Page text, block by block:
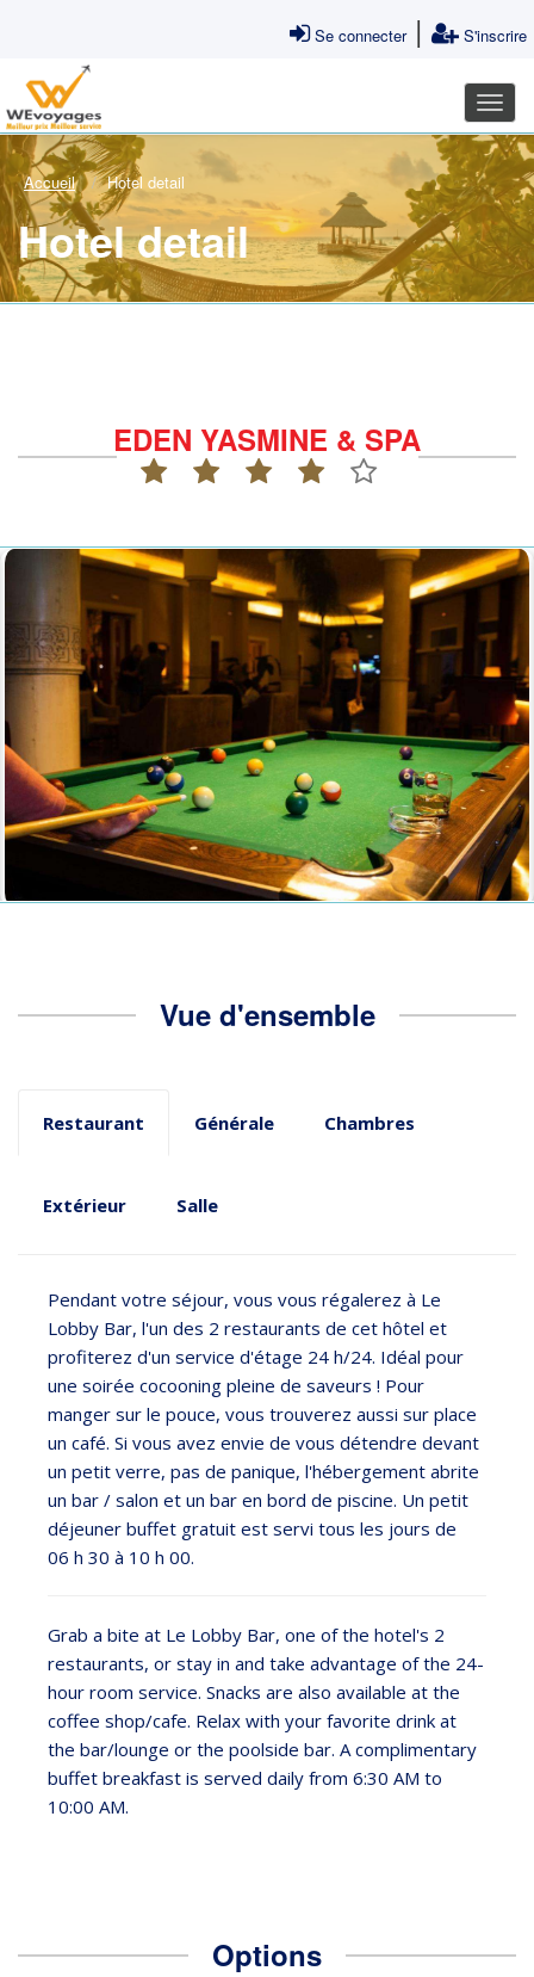
Se connecter| S'inscrire
Accueil Hotel detail
Hotel detail
EDEN YASMINE & SPA
Vue d'ensemble
Restaurant Générale Chambres
Extérieur Salle
Pendant votre séjour, vous vous régalerez à Le
Lobby Bar, l'un des 2 restaurants de cet hôtel et
profiterez d'un service d'étage 24 h/24. Idéal pour
une soirée cocooning pleine de saveurs ! Pour
manger sur le pouce, vous trouverez aussi sur place
un café. Si vous avez envie de vous détendre devant
un petit verre, pas de panique, l'hébergement abrite
un bar / salon et un bar en bord de piscine. Un petit
déjeuner buffet gratuit est servi tous les jours de
06 h 30 à 10 h 00.
Grab a bite at Le Lobby Bar, one of the hotel's 2
restaurants, or stay in and take advantage of the 24-
hour room service. Snacks are also available at the
coffee shop/cafe. Relax with your favorite drink at
the bar/lounge or the poolside bar. A complimentary
buffet breakfast is served daily from 6:30 AM to
10:00 AM.
Options